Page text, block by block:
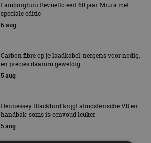
Lamborghini Revuelto eert 60 jaar Miura met
speciale editie
6 aug
Carbon fibre op je laadkabel: nergens voor nodig,
en precies daarom geweldig
5 aug
Hennessey Blackbird krijgt atmosferische V8 en
handbak: soms is eenvoud leuker
5 aug